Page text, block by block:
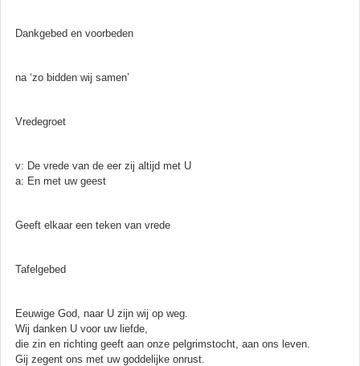
Dankgebed en voorbeden
na ‘zo bidden wij samen’
Vredegroet
v: De vrede van de eer zij altijd met U
a: En met uw geest
Geeft elkaar een teken van vrede
Tafelgebed
Eeuwige God, naar U zijn wij op weg.
Wij danken U voor uw liefde,
die zin en richting geeft aan onze pelgrimstocht, aan ons leven.
Gij zegent ons met uw goddelijke onrust.